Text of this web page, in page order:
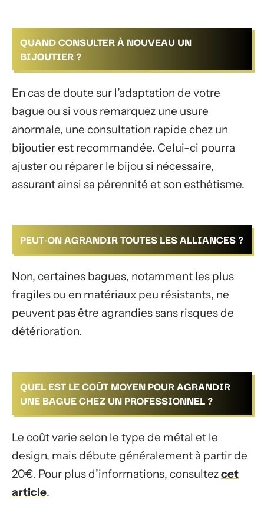
QUAND CONSULTER À NOUVEAU UN
BIJOUTIER ?
En cas de doute sur l’adaptation de votre
bague ou si vous remarquez une usure
anormale, une consultation rapide chez un
bijoutier est recommandée. Celui-ci pourra
ajuster ou réparer le bijou si nécessaire,
assurant ainsi sa pérennité et son esthétisme.
PEUT-ON AGRANDIR TOUTES LES ALLIANCES ?
Non, certaines bagues, notamment les plus
fragiles ou en matériaux peu résistants, ne
peuvent pas être agrandies sans risques de
détérioration.
QUEL EST LE COÛT MOYEN POUR AGRANDIR
UNE BAGUE CHEZ UN PROFESSIONNEL ?
Le coût varie selon le type de métal et le
design, mais débute généralement à partir de
20€. Pour plus d’informations, consultezcet
article.